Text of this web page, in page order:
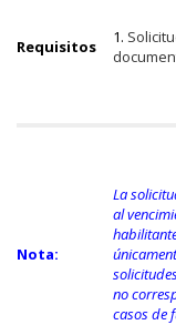
Requisitos 1.
Nota:
La
al
no
casos de